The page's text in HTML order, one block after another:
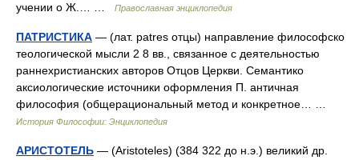
учении о Ж.… …
Православная энциклопедия
ПАТРИСТИКА — (лат. patres отцы) направление философско
теологической мысли 2 8 вв., связанное с деятельностью
раннехристианских авторов Отцов Церкви. Семантико
аксиологические источники оформления П. античная
философия (общерациональный метод и конкретное… …
История Философии: Энциклопедия
АРИСТОТЕЛЬ — (Aristoteles) (384 322 до н.э.) великий др.